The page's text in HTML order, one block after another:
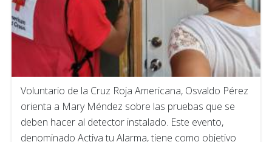
Voluntario de la Cruz Roja Americana, Osvaldo Pérez
orienta a Mary Méndez sobre las pruebas que se
deben hacer al detector instalado. Este evento,
denominado Activa tu Alarma, tiene como objetivo